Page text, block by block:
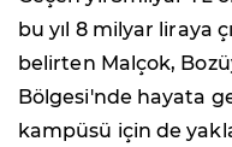
bu yıl 8 milyar liraya
belirten Malçok,
Bölgesi'nde hayata
kampüsü için de